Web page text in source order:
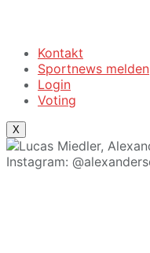
Kontakt
Sportnews melden
Login
Voting
X